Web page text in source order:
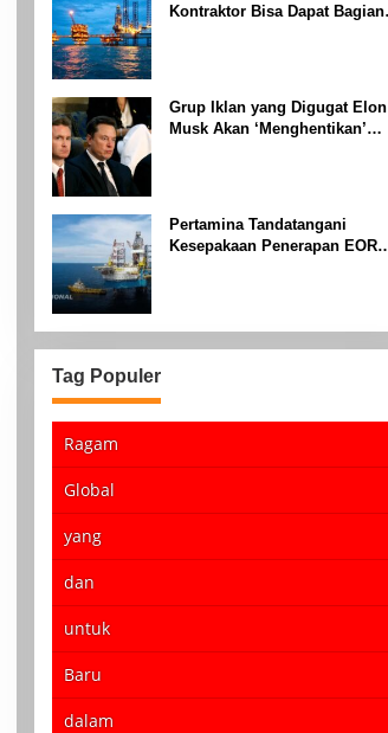
Kontraktor Bisa Dapat Bagian
Grup Iklan yang Digugat Elon
Musk Akan ‘Menghentikan’
Pertamina Tandatangani
Kesepakaan Penerapan EOR
Tag Populer
Ragam
Global
yang
dan
untuk
Baru
dalam